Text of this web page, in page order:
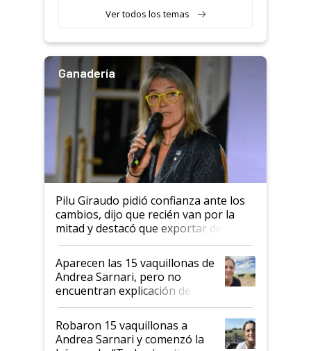
variedades que marcan un
salto tecnológico en genética y
Ver todos los temas
Ganadería
Pilu Giraudo pidió confianza ante los
cambios, dijo que recién van por la
mitad y destacó que exportar dejó de
ser "para unos pocos": "Tenemos un
mandato muy claro del gobierno
nacional"
Aparecen las 15 vaquillonas de
Andrea Sarnari, pero no
encuentran explicación de
cómo llegaron allí
Robaron 15 vaquillonas a
Andrea Sarnari y comenzó la